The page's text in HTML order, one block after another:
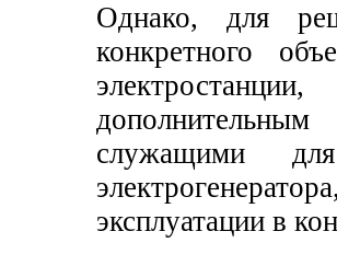
Однако, для
конкретного
служащими
эксплуатации в